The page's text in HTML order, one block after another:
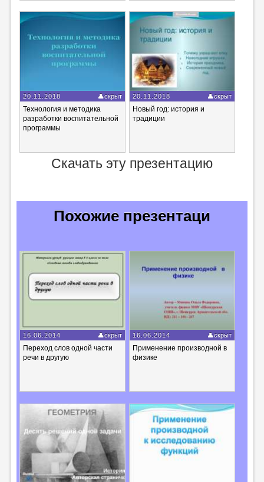
20.11.2018 скрыт
Технология и методика
разработки воспитательной
программы
20.11.2018 скрыт
Новый год: история и
традиции
Скачать эту презентацию
Похожие презентаци
16.06.2014 скрыт
Переход слов одной части
речи в другую
16.06.2014 скрыт
Применение производной в
физике